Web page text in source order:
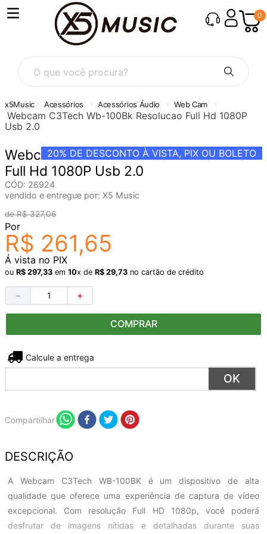
0
O que você procura?
Acessórios Acessórios Áudio Web Cam
Webcam C3Tech Wb-100Bk Resolucao Full Hd 1080P
Usb 2.0
20% DE DESCONTO À VISTA, PIX OU BOLETO
Webcam C3Tech Wb-100Bk Resolucao
Full Hd 1080P Usb 2.0
CÓD: 26924
vendido e entregue por: X5 Music
R$ 327,06
Por
R$ 261,65
Á vista no PIX
ou R$ 297,33 em 10x de R$ 29,73 no cartão de crédito
＋
－
COMPRAR
Não sei meu CEP
Compartilhar
DESCRIÇÃO
A Webcam C3Tech WB-100BK é um dispositivo de alta
qualidade que oferece uma experiência de captura de vídeo
excepcional. Com resolução Full HD 1080p, você poderá
desfrutar de imagens nítidas e detalhadas durante suas